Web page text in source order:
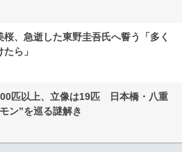
、急逝した東野圭吾氏へ誓う「多く
ら」
匹以上、立像は19匹 日本橋・八重
ン”を巡る謎解き